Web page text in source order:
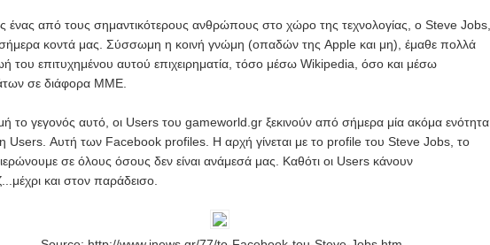
ένας από τους σημαντικότερους ανθρώπους στο χώρο της τεχνολογίας, ο Steve Jobs,
σήμερα κοντά μας. Σύσσωμη η κοινή γνώμη (οπαδών της Apple και μη), έμαθε πολλά
του επιτυχημένου αυτού επιχειρηματία, τόσο μέσω Wikipedia , όσο και μέσω
σε διάφορα ΜΜΕ.
το γεγονός αυτό, οι Users του gameworld.gr ξεκινούν από σήμερα μία ακόμα ενότητα
Users. Αυτή των Facebook profiles. Η αρχή γίνεται με το profile του Steve Jobs, το
σε όλους όσους δεν είναι ανάμεσά μας. Καθότι οι Users κάνουν
και στον παράδεισο.